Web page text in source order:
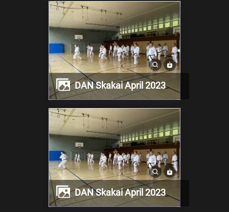
DAN Skakai April 2023
DAN Skakai April 2023